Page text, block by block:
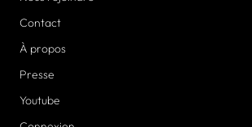
Contact
À propos
Presse
Youtube